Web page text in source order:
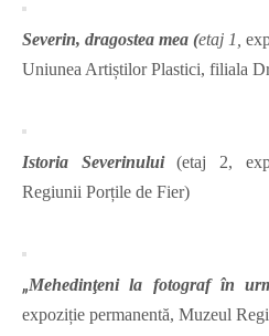
Severin, dragostea mea (etaj 1,
Uniunea Artiștilor Plastici, filiala
Istoria Severinului
(etaj 2,
Regiunii Porțile de Fier)
„Mehedinţeni la fotograf în
expoziție permanentă, Muzeul